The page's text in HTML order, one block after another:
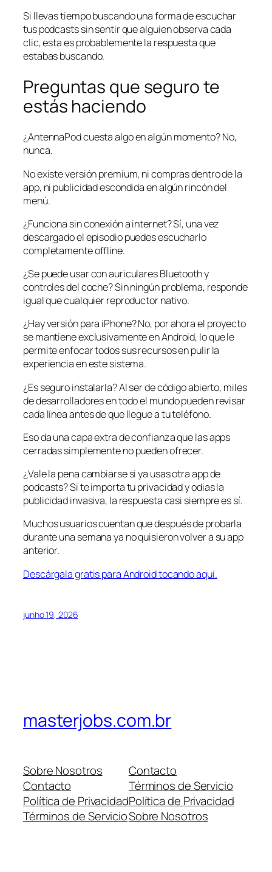
Si llevas tiempo buscando una forma de escuchar
tus podcasts sin sentir que alguien observa cada
clic, esta es probablemente la respuesta que
estabas buscando.
Preguntas que seguro te
estás haciendo
¿AntennaPod cuesta algo en algún momento? No,
nunca.
No existe versión premium, ni compras dentro de la
app, ni publicidad escondida en algún rincón del
menú.
¿Funciona sin conexión a internet? Sí, una vez
descargado el episodio puedes escucharlo
completamente offline.
¿Se puede usar con auriculares Bluetooth y
controles del coche? Sin ningún problema, responde
igual que cualquier reproductor nativo.
¿Hay versión para iPhone? No, por ahora el proyecto
se mantiene exclusivamente en Android, lo que le
permite enfocar todos sus recursos en pulir la
experiencia en este sistema.
¿Es seguro instalarla? Al ser de código abierto, miles
de desarrolladores en todo el mundo pueden revisar
cada línea antes de que llegue a tu teléfono.
Eso da una capa extra de confianza que las apps
cerradas simplemente no pueden ofrecer.
¿Vale la pena cambiarse si ya usas otra app de
podcasts? Si te importa tu privacidad y odias la
publicidad invasiva, la respuesta casi siempre es sí.
Muchos usuarios cuentan que después de probarla
durante una semana ya no quisieron volver a su app
anterior.
Descárgala gratis para Android tocando aquí.
junho 19, 2026
masterjobs.com.br
Sobre Nosotros
Contacto
Política de Privacidad
Términos de Servicio
Contacto
Términos de Servicio
Política de Privacidad
Sobre Nosotros